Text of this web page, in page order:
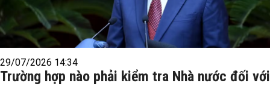
29/07/2026 14:34
Trường hợp nào phải kiểm tra Nhà nước đối với